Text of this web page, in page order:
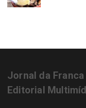
Jornal da
Editorial